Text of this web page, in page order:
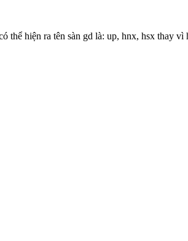
thể hiện ra tên sàn gd là: up, hnx, hsx thay